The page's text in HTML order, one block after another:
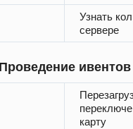
Узнать
сервере
Проведение ивентов
карту